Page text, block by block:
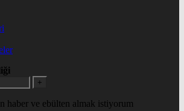
+
haber ve ebülten almak istiyorum